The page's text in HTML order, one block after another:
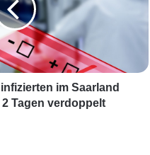
im Saarland
Tagen verdoppelt